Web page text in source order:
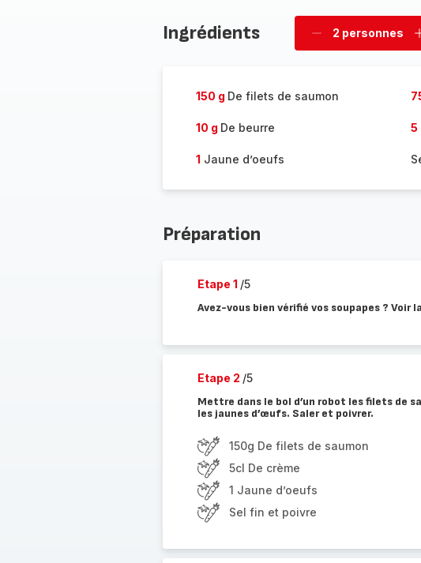
Ingrédients
Supprimer
2 personnes
150 g De filets de saumon
10 g De beurre 5
1 Jaune d’oeufs
Préparation
Etape 1 /5
Avez-vous bien vérifié vos soupapes ? Voir
Etape 2 /5
Mettre dans le bol d’un robot les filets de
les jaunes d’œufs. Saler et poivrer.
150g De filets de saumon
5cl De crème
1 Jaune d’oeufs
Sel fin et poivre